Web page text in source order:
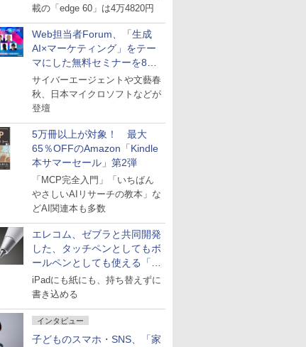
載の「edge 60」は4万4820円
Web担当者Forum、「生成
AI×マーケティング」をテー
マにした無料セミナーを8月
27日にオンライン開催
サイバーエージェントや文藝春
秋、日本マイクロソフトなどが
登壇
5万冊以上が対象！ 最大
65％OFFのAmazon「Kindle
本サマーセール」第2弾
「MCP完全入門」「いちばん
やさしいAIリサーチの教本」な
どAI関連本も多数
エレコム、ゼブラと共同開発
した、タッチペンとしてもボ
ールペンとしても使える「ス
タイラスツーウェイ」発売
iPadにも紙にも、持ち替えずに
書き込める
インタビュー
子どものスマホ・SNS、「家